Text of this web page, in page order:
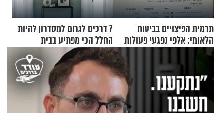
תרמית הפיצויים בביטוח
הלאומי: אלפי נפגעי פעולות
איבה קיבלו כספים במירמה
7 דרכים לגרום למסדרון להיות
החלל הכי מפתיע בבית